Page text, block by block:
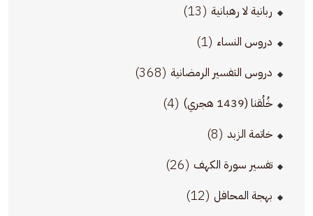
ربانية لا رهبانية (13)
دروس النساء (1)
دروس التفسير الرمضانية (368)
خُلُقنا (1439 هجري) (4)
خاتمة الزبد (8)
تفسير سورة الكهف (26)
بهجة المحافل (12)